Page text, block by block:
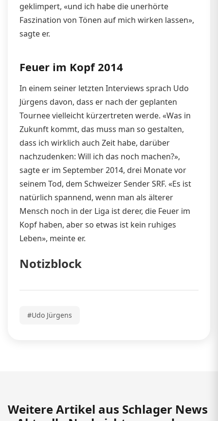
geklimpert, «und ich habe die unerhörte
Faszination von Tönen auf mich wirken lassen»,
sagte er.
Feuer im Kopf 2014
In einem seiner letzten Interviews sprach Udo
Jürgens davon, dass er nach der geplanten
Tournee vielleicht kürzertreten werde. «Was in
Zukunft kommt, das muss man so gestalten,
dass ich wirklich auch Zeit habe, darüber
nachzudenken: Will ich das noch machen?»,
sagte er im September 2014, drei Monate vor
seinem Tod, dem Schweizer Sender SRF. «Es ist
natürlich spannend, wenn man als älterer
Mensch noch in der Liga ist derer, die Feuer im
Kopf haben, aber so etwas ist kein ruhiges
Leben», meinte er.
Notizblock
#Udo Jürgens
Weitere Artikel aus Schlager News